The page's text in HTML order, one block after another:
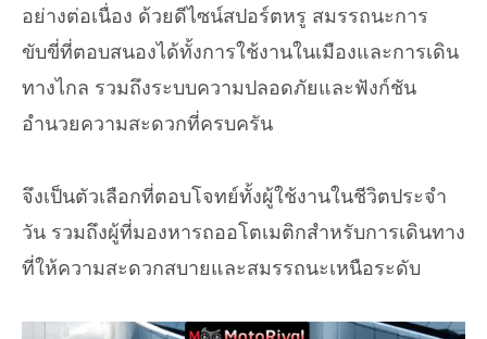
อย่างต่อเนื่อง ด้วยดีไซน์สปอร์ตหรู สมรรถนะการ
ขับขี่ที่ตอบสนองได้ทั้งการใช้งานในเมืองและการเดิน
ทางไกล รวมถึงระบบความปลอดภัยและฟังก์ชัน
อำนวยความสะดวกที่ครบครัน
จึงเป็นตัวเลือกที่ตอบโจทย์ทั้งผู้ใช้งานในชีวิตประจำ
วัน รวมถึงผู้ที่มองหารถออโตเมติกสำหรับการเดินทาง
ที่ให้ความสะดวกสบายและสมรรถนะเหนือระดับ